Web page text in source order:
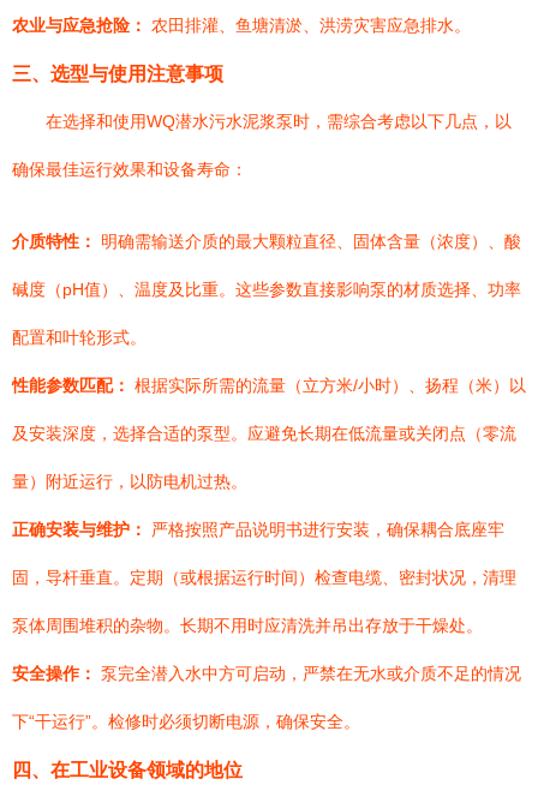
农业与应急抢险： 农田排灌、鱼塘清淤、洪涝灾害应急排水。
三、选型与使用注意事项
在选择和使用WQ潜水污水泥浆泵时，需综合考虑以下几点，以
确保最佳运行效果和设备寿命：
介质特性： 明确需输送介质的最大颗粒直径、固体含量（浓度）、酸
碱度（pH值）、温度及比重。这些参数直接影响泵的材质选择、功率
配置和叶轮形式。
性能参数匹配： 根据实际所需的流量（立方米/小时）、扬程（米）以
及安装深度，选择合适的泵型。应避免长期在低流量或关闭点（零流
量）附近运行，以防电机过热。
正确安装与维护： 严格按照产品说明书进行安装，确保耦合底座牢
固，导杆垂直。定期（或根据运行时间）检查电缆、密封状况，清理
泵体周围堆积的杂物。长期不用时应清洗并吊出存放于干燥处。
安全操作： 泵完全潜入水中方可启动，严禁在无水或介质不足的情况
下“干运行”。检修时必须切断电源，确保安全。
四、在工业设备领域的地位